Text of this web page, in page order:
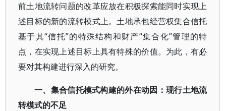
前土地流转问题的改革应放在积极探索能同时实现上
述目标的新的流转模式上。土地承包经营权集合信托
基于其“信托”的特殊结构和财产“集合化”管理的特
点，在实现上述目标上具有特殊的价值。为此，有必
要对其构建进行深入的研究。
一、集合信托模式构建的外在动因：现行土地流
转模式的不足